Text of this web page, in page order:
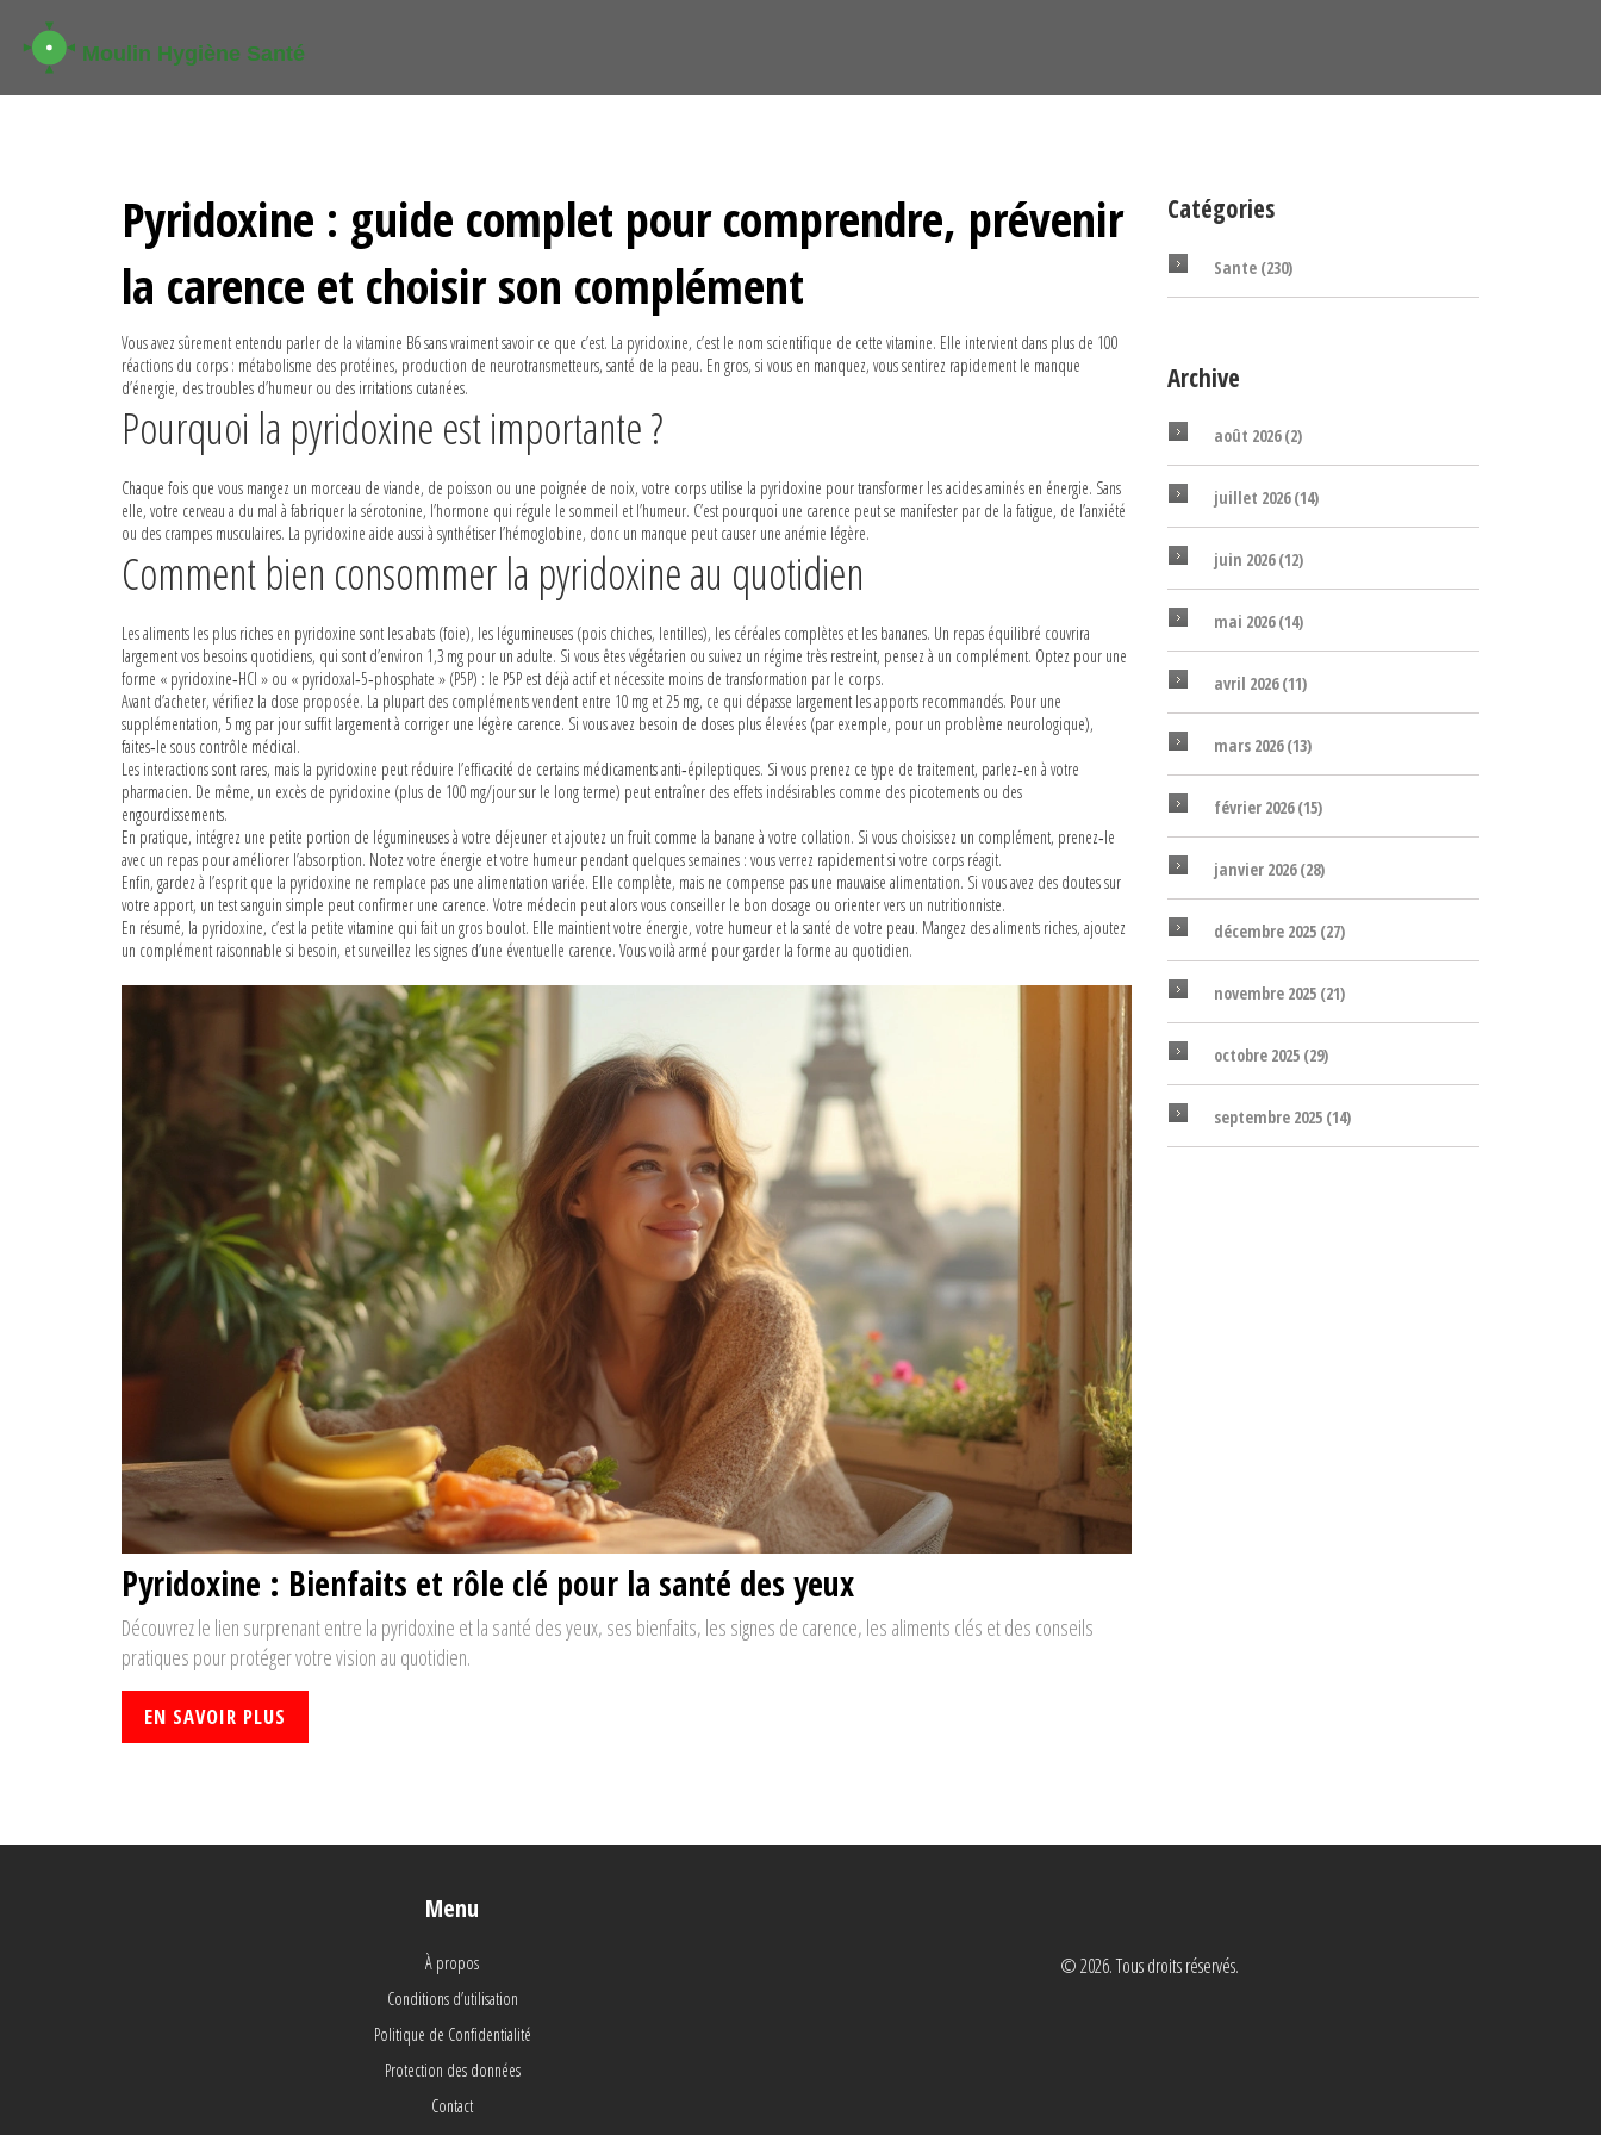
Pyridoxine : guide complet pour comprendre, prévenir
la carence et choisir son complément
Vous avez sûrement entendu parler de la vitamine B6 sans vraiment savoir ce que c’est. La pyridoxine, c’est le nom scientifique de cette vitamine. Elle intervient dans plus de 100
réactions du corps : métabolisme des protéines, production de neurotransmetteurs, santé de la peau. En gros, si vous en manquez, vous sentirez rapidement le manque
d’énergie, des troubles d’humeur ou des irritations cutanées.
Pourquoi la pyridoxine est importante ?
Chaque fois que vous mangez un morceau de viande, de poisson ou une poignée de noix, votre corps utilise la pyridoxine pour transformer les acides aminés en énergie. Sans
elle, votre cerveau a du mal à fabriquer la sérotonine, l’hormone qui régule le sommeil et l’humeur. C’est pourquoi une carence peut se manifester par de la fatigue, de l’anxiété
ou des crampes musculaires. La pyridoxine aide aussi à synthétiser l’hémoglobine, donc un manque peut causer une anémie légère.
Comment bien consommer la pyridoxine au quotidien
Les aliments les plus riches en pyridoxine sont les abats (foie), les légumineuses (pois chiches, lentilles), les céréales complètes et les bananes. Un repas équilibré couvrira
largement vos besoins quotidiens, qui sont d’environ 1,3 mg pour un adulte. Si vous êtes végétarien ou suivez un régime très restreint, pensez à un complément. Optez pour une
forme « pyridoxine‑HCl » ou « pyridoxal‑5‑phosphate » (P5P) : le P5P est déjà actif et nécessite moins de transformation par le corps.
Avant d’acheter, vérifiez la dose proposée. La plupart des compléments vendent entre 10 mg et 25 mg, ce qui dépasse largement les apports recommandés. Pour une
supplémentation, 5 mg par jour suffit largement à corriger une légère carence. Si vous avez besoin de doses plus élevées (par exemple, pour un problème neurologique),
faites‑le sous contrôle médical.
Les interactions sont rares, mais la pyridoxine peut réduire l’efficacité de certains médicaments anti‑épileptiques. Si vous prenez ce type de traitement, parlez‑en à votre
pharmacien. De même, un excès de pyridoxine (plus de 100 mg/jour sur le long terme) peut entraîner des effets indésirables comme des picotements ou des
engourdissements.
En pratique, intégrez une petite portion de légumineuses à votre déjeuner et ajoutez un fruit comme la banane à votre collation. Si vous choisissez un complément, prenez‑le
avec un repas pour améliorer l’absorption. Notez votre énergie et votre humeur pendant quelques semaines : vous verrez rapidement si votre corps réagit.
Enfin, gardez à l’esprit que la pyridoxine ne remplace pas une alimentation variée. Elle complète, mais ne compense pas une mauvaise alimentation. Si vous avez des doutes sur
votre apport, un test sanguin simple peut confirmer une carence. Votre médecin peut alors vous conseiller le bon dosage ou orienter vers un nutritionniste.
En résumé, la pyridoxine, c’est la petite vitamine qui fait un gros boulot. Elle maintient votre énergie, votre humeur et la santé de votre peau. Mangez des aliments riches, ajoutez
un complément raisonnable si besoin, et surveillez les signes d’une éventuelle carence. Vous voilà armé pour garder la forme au quotidien.
Pyridoxine : Bienfaits et rôle clé pour la santé des yeux
Découvrez le lien surprenant entre la pyridoxine et la santé des yeux, ses bienfaits, les signes de carence, les aliments clés et des conseils
pratiques pour protéger votre vision au quotidien.
EN SAVOIR PLUS
Catégories
Sante (230)
Archive
août 2026(2)
juillet 2026(14)
juin 2026(12)
mai 2026(14)
avril 2026(11)
mars 2026(13)
février 2026(15)
janvier 2026(28)
décembre 2025 (27)
novembre 2025 (21)
octobre 2025 (29)
septembre 2025 (14)
Menu
À propos
Conditions d’utilisation
Politique de Confidentialité
Protection des données
Contact
© 2026. Tous droits réservés.